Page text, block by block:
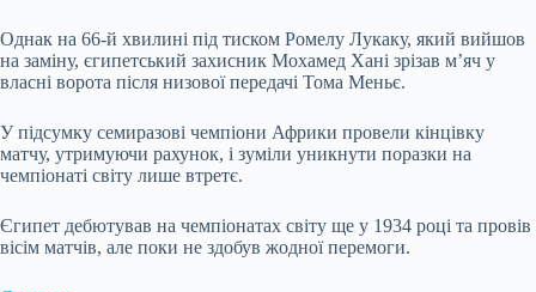
Однак на 66-й хвилині під тиском Ромелу Лукаку, який вийшов
на заміну, єгипетський захисник Мохамед Хані зрізав м’яч у
власні ворота після низової передачі Тома Меньє.
У підсумку семиразові чемпіони Африки провели кінцівку
матчу, утримуючи рахунок, і зуміли уникнути поразки на
чемпіонаті світу лише втретє.
Єгипет дебютував на чемпіонатах світу ще у 1934 році та провів
вісім матчів, але поки не здобув жодної перемоги.